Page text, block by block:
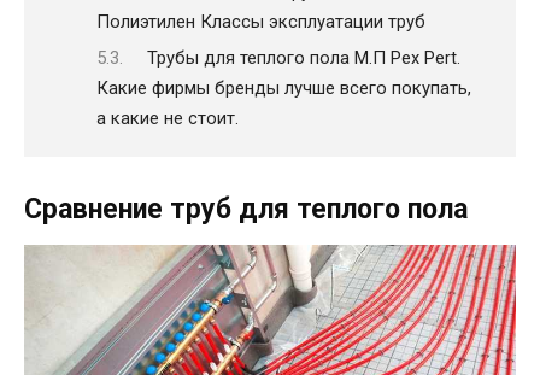
Полиэтилен Классы эксплуатации труб
Трубы для теплого пола М.П Pex Pert.
Какие фирмы бренды лучше всего покупать,
а какие не стоит.
Сравнение труб для теплого пола